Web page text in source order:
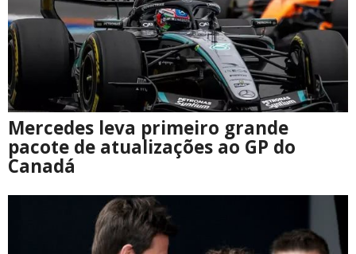
Mercedes leva primeiro grande
pacote de atualizações ao GP do
Canadá